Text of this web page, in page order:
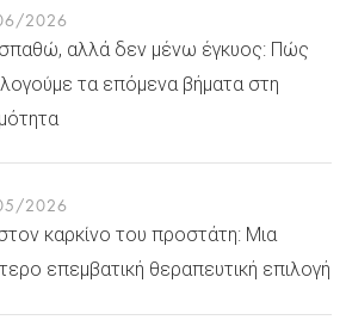
2026
αλλά δεν μένω έγκυος: Πώς
τα επόμενα βήματα στη
2026
καρκίνο του προστάτη: Μια
επεμβατική θεραπευτική επιλογή